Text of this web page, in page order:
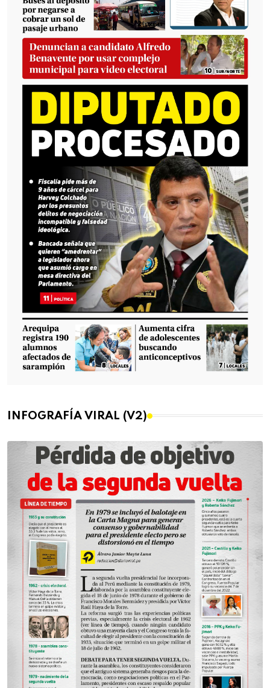
INFOGRAFÍA VIRAL (V2)